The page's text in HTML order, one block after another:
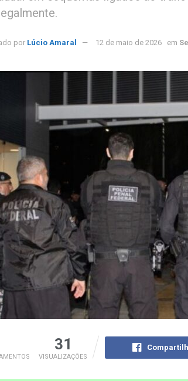
por Lúcio Amaral 12 de maio de 2026 em
31
VISUALIZAÇÕES